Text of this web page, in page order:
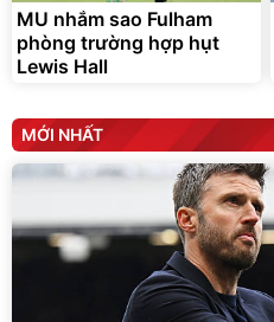
MU nhắm sao Fulham
phòng trường hợp hụt
Lewis Hall
MỚI NHẤT